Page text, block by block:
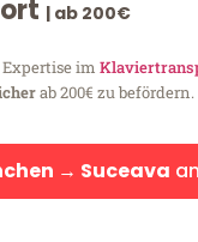
| ab 200€
im
ab 200€ zu befördern.
→ Suceava